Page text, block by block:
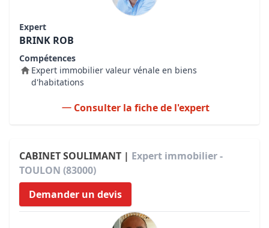
Expert
BRINK ROB
Compétences
Expert immobilier valeur vénale en biens
d'habitations
Consulter la fiche de l'expert
CABINET SOULIMANT | Expert immobilier -
TOULON (83000)
Demander un devis